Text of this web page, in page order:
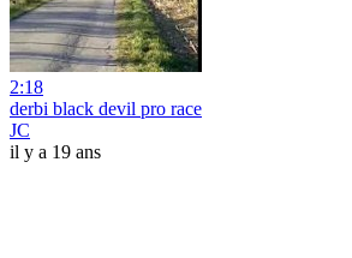
2:18
derbi black devil pro race
JC
il y a 19 ans